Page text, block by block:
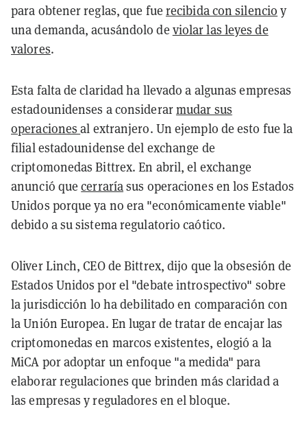
para obtener reglas, que fue recibida con silencio y
una demanda, acusándolo de violar las leyes de
valores.
Esta falta de claridad ha llevado a algunas empresas
estadounidenses a considerarmudar sus
operacionesal extranjero. Un ejemplo de esto fue la
filial estadounidense del exchange de
criptomonedas Bittrex. En abril, el exchange
anunció quecerraríasus operaciones en los Estados
Unidos porque ya no era "económicamente viable"
debido a su sistema regulatorio caótico.
Oliver Linch, CEO de Bittrex, dijo que la obsesión de
Estados Unidos por el "debate introspectivo" sobre
la jurisdicción lo ha debilitado en comparación con
la Unión Europea. En lugar de tratar de encajar las
criptomonedas en marcos existentes, elogió a la
MiCA por adoptar un enfoque "a medida" para
elaborar regulaciones que brinden más claridad a
las empresas y reguladores en el bloque.